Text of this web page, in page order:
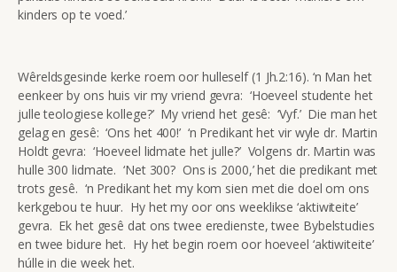
kinders op te voed.’
Wêreldsgesinde kerke roem oor hulleself (1 Jh.2:16). ‘n Man het
eenkeer by ons huis vir my vriend gevra: ‘Hoeveel studente het
julle teologiese kollege?’ My vriend het gesê: ‘Vyf.’ Die man het
gelag en gesê: ‘Ons het 400!’ ‘n Predikant het vir wyle dr. Martin
Holdt gevra: ‘Hoeveel lidmate het julle?’ Volgens dr. Martin was
hulle 300 lidmate. ‘Net 300? Ons is 2000,’ het die predikant met
trots gesê. ‘n Predikant het my kom sien met die doel om ons
kerkgebou te huur. Hy het my oor ons weeklikse ‘aktiwiteite’
gevra. Ek het gesê dat ons twee eredienste, twee Bybelstudies
en twee bidure het. Hy het begin roem oor hoeveel ‘aktiwiteite’
húlle in die week het.